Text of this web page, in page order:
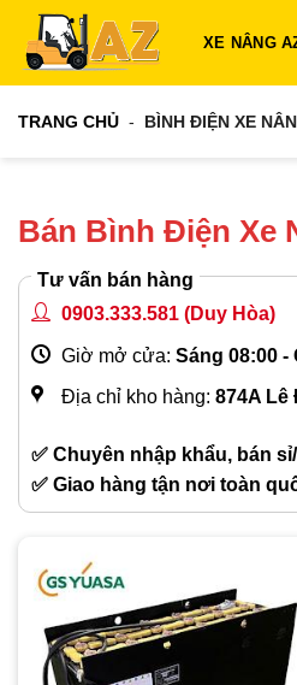
qua
nội
XE NÂNG
TRANG CHỦ - BÌNH ĐIỆN XE
Bán Bình Điện Xe
Tư vấn bán hàng
0903.333.581 (Duy Hòa)
Giờ mở cửa: Sáng 08:00 -
Địa chỉ kho hàng: 874A Lê
✅ Chuyên nhập khẩu, bán
✅ Giao hàng tận nơi toàn